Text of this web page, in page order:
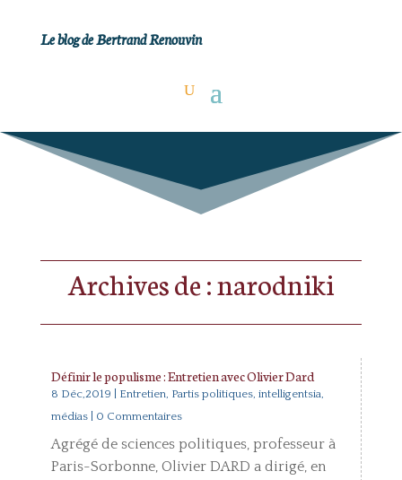
Le blog de Bertrand Renouvin
Archives de : narodniki
Définir le populisme : Entretien avec Olivier Dard
8 Déc,2019 Entretien, Partis politiques, intelligentsia,
médias| 0 Commentaires
Agrégé de sciences politiques, professeur à
Paris-Sorbonne, Olivier DARD a dirigé, en